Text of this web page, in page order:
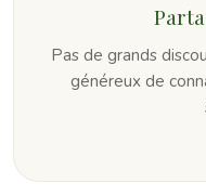
Pas de grands
généreux de